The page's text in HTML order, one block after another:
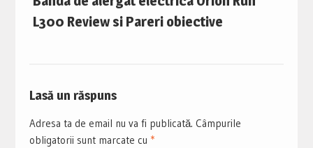
L300 Review si Pareri obiective
Lasă un răspuns
Adresa ta de email nu va fi publicată. Câmpurile
obligatorii sunt marcate cu *